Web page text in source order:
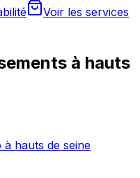
Voir les services
à hauts
à hauts de seine